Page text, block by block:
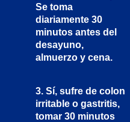
Se toma
diariamente 30
minutos antes del
desayuno,
almuerzo y cena.
3. Sí, sufre de colon
irritable o gastritis,
tomar 30 minutos